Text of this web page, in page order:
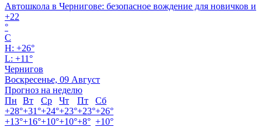
Автошкола в Чернигове: безопасное вождение для новичков и
+22
°
C
H: +26°
L: +11°
Чернигов
Воскресенье, 09 Август
Прогноз на неделю
Пн
Вт Ср Чт Пт
Сб
+28°+31°+24°+23°+23°+26°
+13°+16°+10°+10°+8° +10°